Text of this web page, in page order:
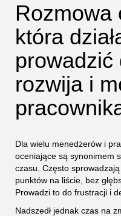
Rozmowa
która
prowadzić
rozwija i
Dla wielu menedżerów i
oceniające są synonimem
czasu. Często
punktów na liście, bez
Prowadzi to do frustracji i
Nadszedł jednak czas na